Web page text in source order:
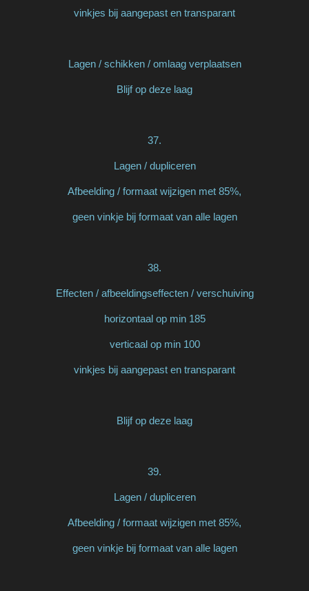
vinkjes bij aangepast en transparant
Lagen / schikken / omlaag verplaatsen
Blijf op deze laag
37.
Lagen / dupliceren
Afbeelding / formaat wijzigen met 85%,
geen vinkje bij formaat van alle lagen
38.
Effecten / afbeeldingseffecten / verschuiving
horizontaal op min 185
verticaal op min 100
vinkjes bij aangepast en transparant
Blijf op deze laag
39.
Lagen / dupliceren
Afbeelding / formaat wijzigen met 85%,
geen vinkje bij formaat van alle lagen